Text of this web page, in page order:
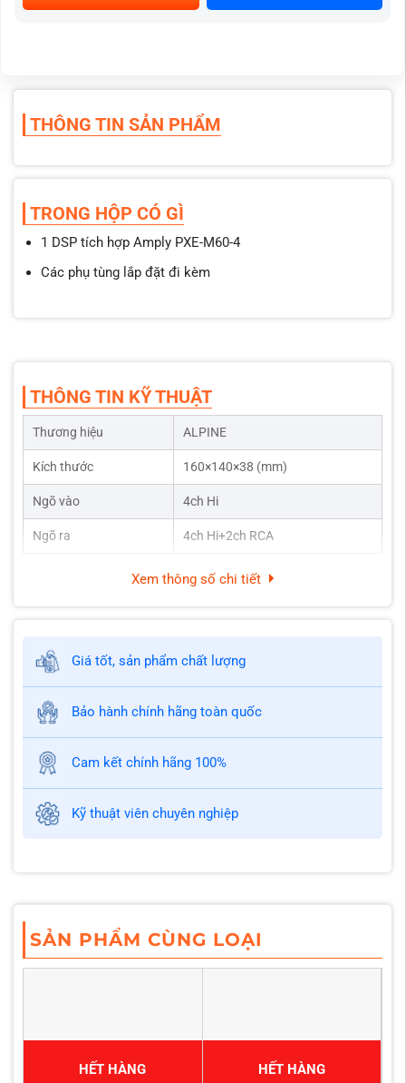
THÔNG TIN SẢN PHẨM
TRONG HỘP CÓ GÌ
1 DSP tích hợp Amply PXE-M60-4
Các phụ tùng lắp đặt đi kèm
THÔNG TIN KỸ THUẬT
Thương hiệu ALPINE
Kích thước 160×140×38 (mm)
Ngõ vào 4ch Hi
Ngõ ra 4ch Hi+2ch RCA
Xem thông số chi tiết
Giá tốt, sản phẩm chất lượng
Bảo hành chính hãng toàn quốc
Cam kết chính hãng 100%
Kỹ thuật viên chuyên nghiệp
SẢN PHẨM CÙNG LOẠI
HẾT HÀNG HẾT HÀNG